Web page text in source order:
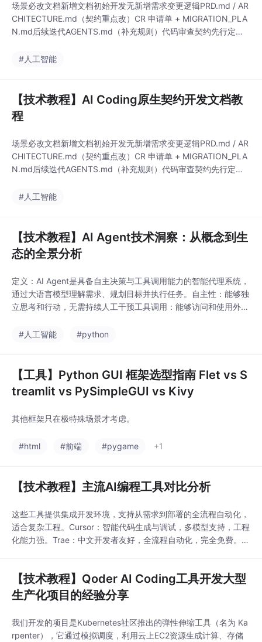
场景必改文档新增文档初始开发无新增需求变更逻辑PRD.md / AR
CHITECTURE.md（契约重点改）CR 申请单 + MIGRATION_PLA
N.md后续迭代AGENTS.md（补充规则）代码审查契约先行定边
行。规模裁剪建议：小型项目/个人开发：CR 申请单可简化为在 T
#人工智能
【技术教程】AI Coding原生契约开发文档教
程
场景必改文档新增文档初始开发无新增需求变更逻辑PRD.md / AR
CHITECTURE.md（契约重点改）CR 申请单 + MIGRATION_PLA
N.md后续迭代AGENTS.md（补充规则）代码审查契约先行定边
行。规模裁剪建议：小型项目/个人开发：CR 申请单可简化为在 T
#人工智能
【技术教程】AI Agent技术洞察：从概念到生
态的全景分析
定义：AI Agent是具备自主决策与工具调用能力的智能代理系统，
通过大语言模型理解需求、规划目标并执行任务。自主性：能够独
立思考和行动，无需持续人工干预工具调用：能够访问和使用外部
境适应：能够感知环境变化并调整自身行为多模态交互：支持文
#人工智能 #python
【工具】Python GUI 框架选型指南 Flet vs S
treamlit vs PySimpleGUI vs Kivy
其他框架只在极特殊场景才考虑。
#html #前端 #pygame +1
【技术教程】主流AI编程工具对比分析
这些工具提供集成开发环境，支持从需求到部署的全流程自动化，
适合复杂工程。Cursor：智能代码生成与调试，多模型支持，工程
化能力强。Trae：中文开发者友好，全流程自动化，完全免费。C
求规约（Spec）到生产的流程。通义灵码 (阿里云)：企业级全链
路智能助手
【技术教程】Qoder AI Coding工具开发大型
生产化项目的经验分享
我们开发的项目是Kubernetes社区推出的弹性伸缩工具（名为 Ka
rpenter），它通过模拟调度，利用云上EC2资源生成计算、存储